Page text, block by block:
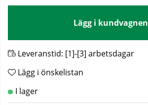
Lägg i kundvagnen
Leveranstid: [1]-[3] arbetsdagar
Lägg i önskelistan